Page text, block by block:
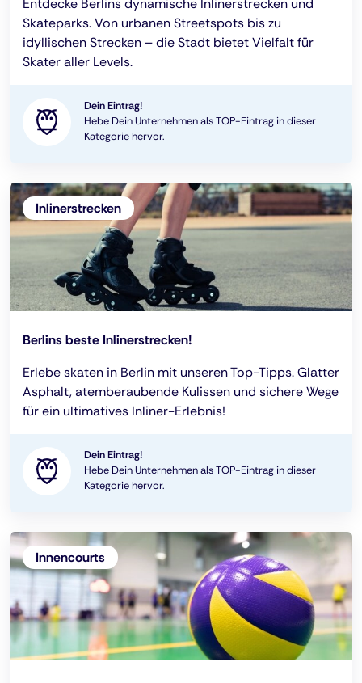
Entdecke Berlins dynamische Inlinerstrecken und
Skateparks. Von urbanen Streetspots bis zu
idyllischen Strecken – die Stadt bietet Vielfalt für
Skater aller Levels.
Dein Eintrag!
Hebe Dein Unternehmen als TOP-Eintrag in dieser
Kategorie hervor.
Inlinerstrecken
Berlins beste Inlinerstrecken!
Erlebe skaten in Berlin mit unseren Top-Tipps. Glatter
Asphalt, atemberaubende Kulissen und sichere Wege
für ein ultimatives Inliner-Erlebnis!
Dein Eintrag!
Hebe Dein Unternehmen als TOP-Eintrag in dieser
Kategorie hervor.
Innencourts